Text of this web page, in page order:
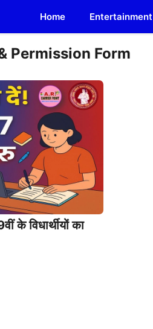
Home Entertainment
Permission Form
के विधार्थीयों का